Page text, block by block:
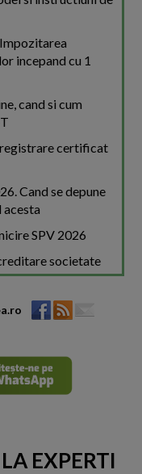
incepand cu 1
cand si cum
certificat
Cand se depune
acesta
SPV 2026
societate
EXPERTI